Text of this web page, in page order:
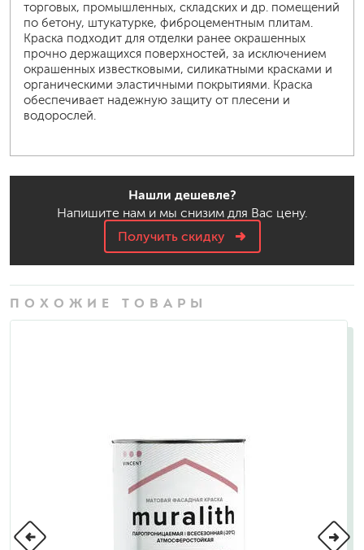
торговых, промышленных, складских и др. помещений
по бетону, штукатурке, фиброцементным плитам.
Краска подходит для отделки ранее окрашенных
прочно держащихся поверхностей, за исключением
окрашенных известковыми, силикатными красками и
органическими эластичными покрытиями. Краска
обеспечивает надежную защиту от плесени и
водорослей.
Нашли дешевле?
Напишите нам и мы снизим для Вас цену.
Получить скидку
ПОХОЖИЕ ТОВАРЫ